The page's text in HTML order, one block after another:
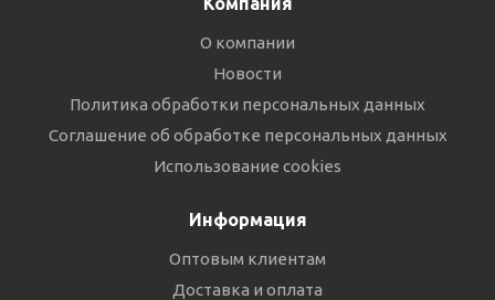
О компании
Новости
Политика обработки персональных данных
Соглашение об обработке персональных данных
Использование cookies
Информация
Оптовым клиентам
Доставка и оплата